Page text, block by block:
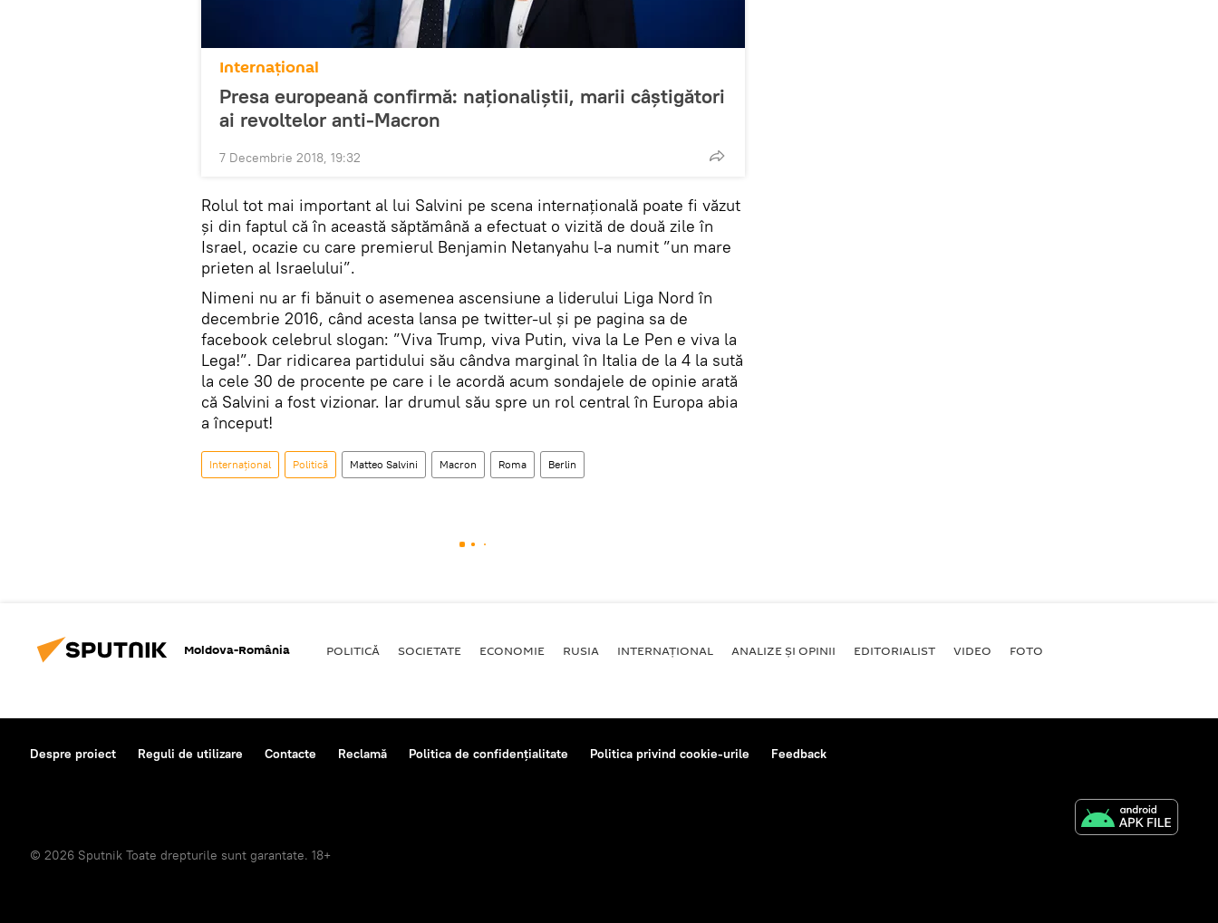
Internaţional
Presa europeană confirmă: naționaliștii, marii câștigători
ai revoltelor anti-Macron
7 Decembrie 2018, 19:32
Rolul tot mai important al lui Salvini pe scena internațională poate fi văzut
și din faptul că în această săptămână a efectuat o vizită de două zile în
Israel, ocazie cu care premierul Benjamin Netanyahu l-a numit ”un mare
prieten al Israelului”.
Nimeni nu ar fi bănuit o asemenea ascensiune a liderului Liga Nord în
decembrie 2016, când acesta lansa pe twitter-ul și pe pagina sa de
facebook celebrul slogan: ”Viva Trump, viva Putin, viva la Le Pen e viva la
Lega!”. Dar ridicarea partidului său cândva marginal în Italia de la 4 la sută
la cele 30 de procente pe care i le acordă acum sondajele de opinie arată
că Salvini a fost vizionar. Iar drumul său spre un rol central în Europa abia
a început!
Internaţional Politică Matteo Salvini Macron Roma Berlin
Moldova-România POLITICĂ SOCIETATE ECONOMIE RUSIA INTERNAŢIONAL ANALIZE ȘI OPINII EDITORIALIST VIDEO FOTO
Despre proiect Reguli de utilizare Contacte Reclamă Politica de confidențialitate Politica privind cookie-urile Feedback
© 2026 Sputnik Toate drepturile sunt garantate. 18+